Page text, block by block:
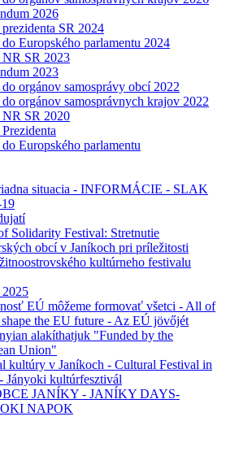
2026
SR 2024
Europského parlamentu 2024
SR 2023
2023
orgánov samosprávy obcí 2022
orgánov samosprávnych krajov 2022
SR 2020
Europského parlamentu
situacia - INFORMÁCIE - SLAK
Solidarity Festival: Stretnutie
obcí v Janíkoch pri príležitosti
kultúrneho festivalu
EÚ môžeme formovať všetci - All of
shape the EU future - Az EÚ jövőjét
alakíthatjuk "Funded by the
Union"
kultúry v Janíkoch - Cultural Festival in
Jányoki kultúrfesztivál
JANÍKY - JANÍKY DAYS-
NAPOK